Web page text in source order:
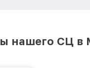
центром
нашего СЦ в